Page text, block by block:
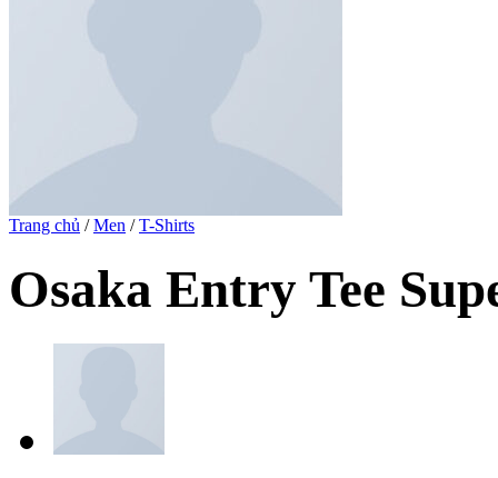
Trang chủ / Men / T-Shirts
Osaka Entry Tee